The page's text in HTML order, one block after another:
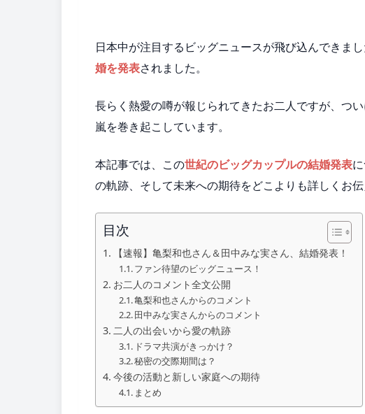
日本中が注目するビッグニュースが飛び込んできまし
婚を発表されました。
長らく熱愛の噂が報じられてきたお二人ですが、つ
嵐を巻き起こしています。
本記事では、この世紀のビッグカップルの結婚発表
の軌跡、そして未来への期待をどこよりも詳しくお伝
目次
【速報】亀梨和也さん＆田中みな実さん、結婚発表！
ファン待望のビッグニュース！
お二人のコメント全文公開
亀梨和也さんからのコメント
田中みな実さんからのコメント
二人の出会いから愛の軌跡
ドラマ共演がきっかけ？
秘密の交際期間は？
今後の活動と新しい家庭への期待
まとめ